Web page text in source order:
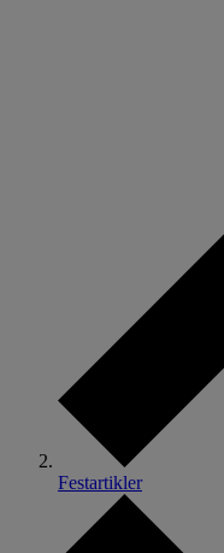
Festartikler